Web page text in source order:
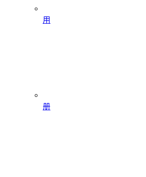
用
册